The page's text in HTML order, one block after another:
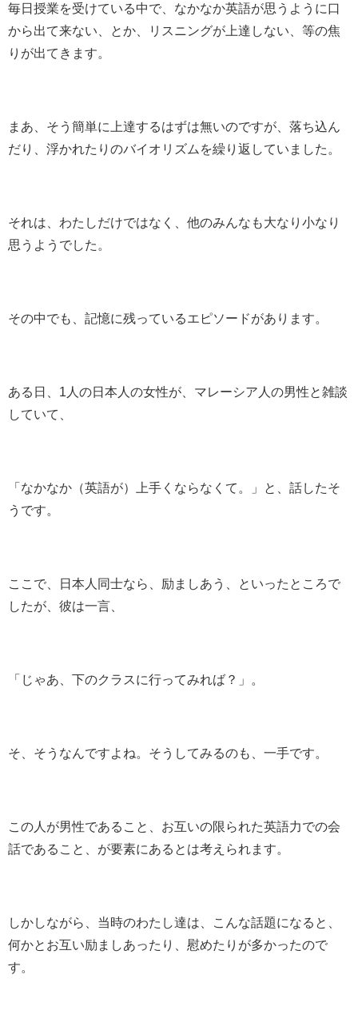
毎日授業を受けている中で、なかなか英語が思うように口
から出て来ない、とか、リスニングが上達しない、等の焦
りが出てきます。
まあ、そう簡単に上達するはずは無いのですが、落ち込ん
だり、浮かれたりのバイオリズムを繰り返していました。
それは、わたしだけではなく、他のみんなも大なり小なり
思うようでした。
その中でも、記憶に残っているエピソードがあります。
ある日、1人の日本人の女性が、マレーシア人の男性と雑談
していて、
「なかなか（英語が）上手くならなくて。」と、話したそ
うです。
ここで、日本人同士なら、励ましあう、といったところで
したが、彼は一言、
「じゃあ、下のクラスに行ってみれば？」。
そ、そうなんですよね。そうしてみるのも、一手です。
この人が男性であること、お互いの限られた英語力での会
話であること、が要素にあるとは考えられます。
しかしながら、当時のわたし達は、こんな話題になると、
何かとお互い励ましあったり、慰めたりが多かったので
す。